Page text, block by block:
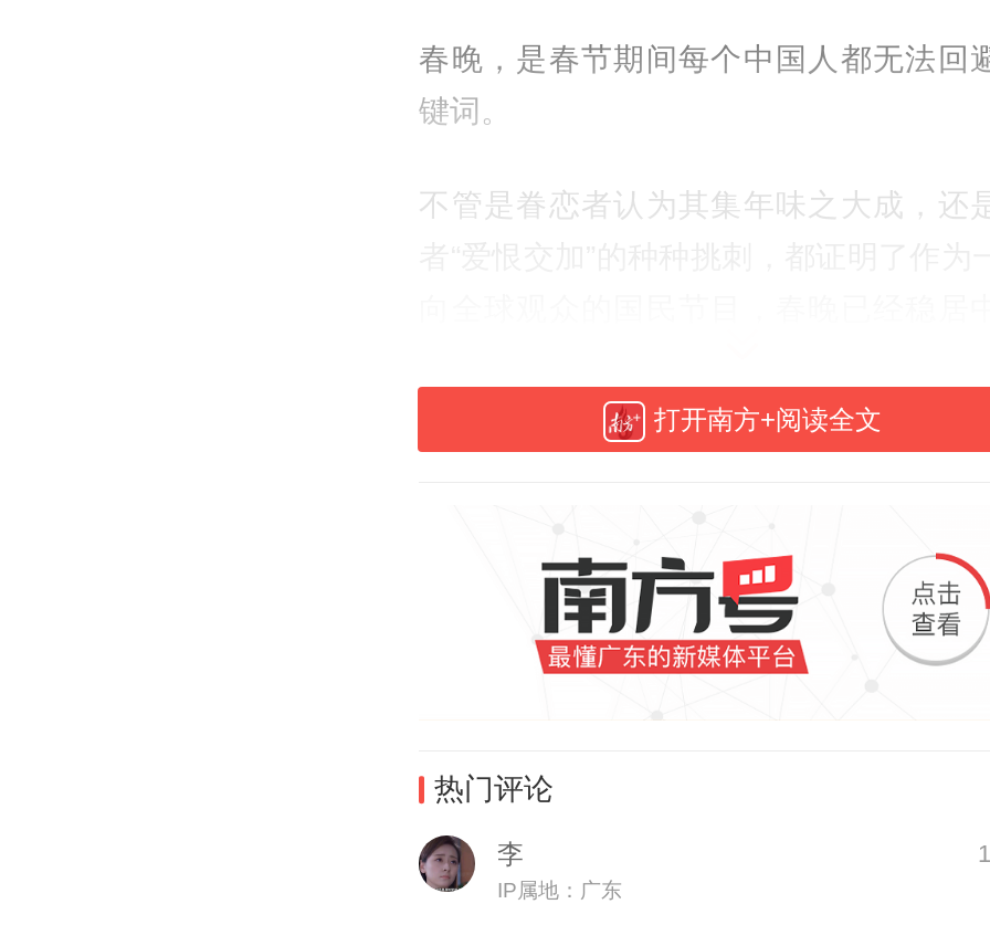
春晚，是春节期间每个中国人都无法回
键词。
不管是眷恋者认为其集年味之大成，还
烟火气的“慢”之间，以“巳巳如意，生生不
热点先行，让蛇年春晚在播出之前已经
公众极大的关注。
计兵等群众成为春晚报幕员”，共叙“生命
和遇到的春天”，主打一个深入生活无远
亲切感；从“赵雅芝和叶童这对经典的白蛇
打开南方+阅读全文
热门评论
李
IP属地：广东